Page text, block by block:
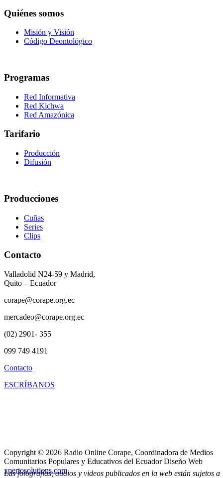
Las fotografías, audios y videos publicados en la web están sujetos a
Quiénes somos
Misión y Visión
Código Deontológico
Programas
Red Informativa
Red Kichwa
Red Amazónica
Tarifario
Producción
Difusión
Producciones
Cuñas
Series
Clips
Contacto
Valladolid N24-59 y Madrid,
Quito – Ecuador
corape@corape.org.ec
mercadeo@corape.org.ec
(02) 2901- 355
099 749 4191
Contacto
ESCRÍBANOS
Copyright © 2026 Radio Online Corape, Coordinadora de Medios
Comunitarios Populares y Educativos del Ecuador Diseño Web
xpertosolutions.com